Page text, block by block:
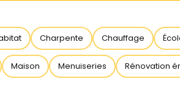
Charpente Chauffage
Maison Menuiseries Rénovation